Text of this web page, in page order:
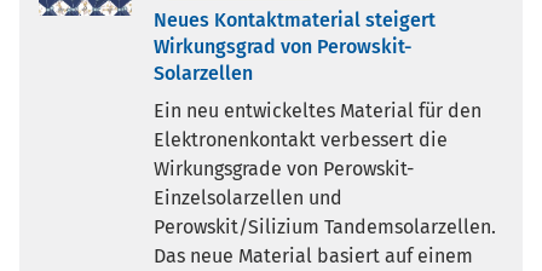
Neues Kontaktmaterial steigert
Wirkungsgrad von Perowskit-
Solarzellen
Ein neu entwickeltes Material für den
Elektronenkontakt verbessert die
Wirkungsgrade von Perowskit-
Einzelsolarzellen und
Perowskit/Silizium Tandemsolarzellen.
Das neue Material basiert auf einem